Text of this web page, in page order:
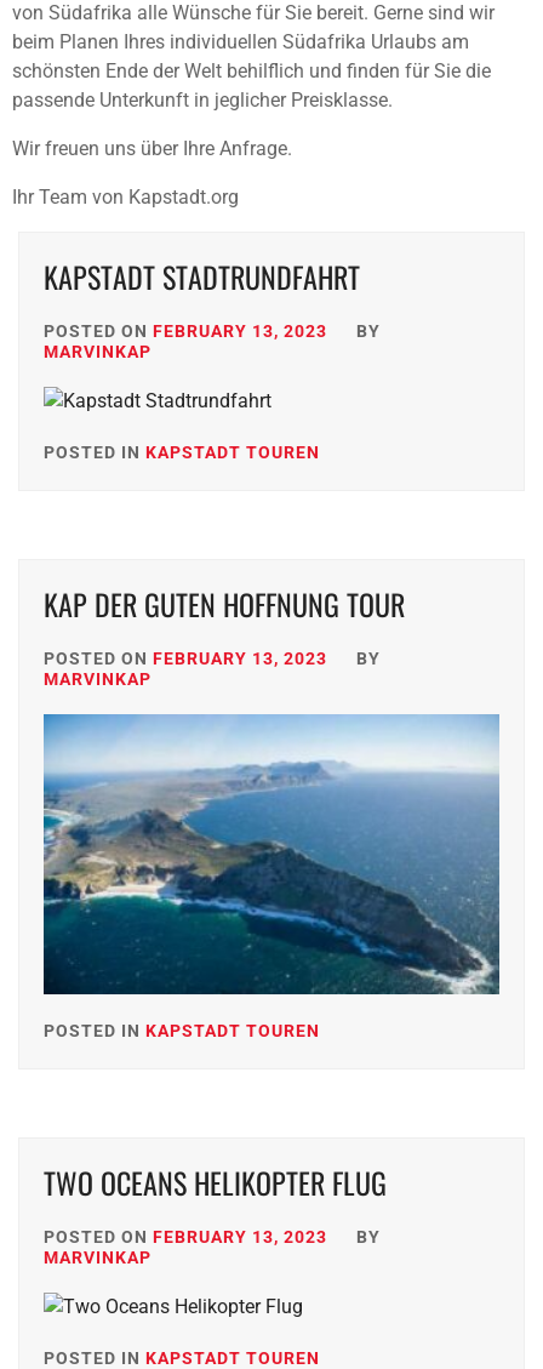
von Südafrika alle Wünsche für Sie bereit. Gerne sind wir
beim Planen Ihres individuellen Südafrika Urlaubs am
schönsten Ende der Welt behilflich und finden für Sie die
passende Unterkunft in jeglicher Preisklasse.
Wir freuen uns über Ihre Anfrage.
Ihr Team von Kapstadt.org
KAPSTADT STADTRUNDFAHRT
POSTED ON FEBRUARY 13, 2023
BY
MARVINKAP
POSTED IN KAPSTADT TOUREN
KAP DER GUTEN HOFFNUNG TOUR
POSTED ON FEBRUARY 13, 2023
BY
MARVINKAP
POSTED IN KAPSTADT TOUREN
TWO OCEANS HELIKOPTER FLUG
POSTED ON FEBRUARY 13, 2023
BY
MARVINKAP
POSTED IN KAPSTADT TOUREN